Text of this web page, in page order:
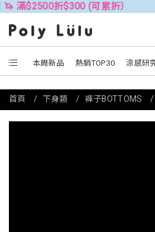
折$300 (可累折） 全館3
本周新品 熱銷TOP30 涼感研
首頁 下身類 褲子BOTTOMS